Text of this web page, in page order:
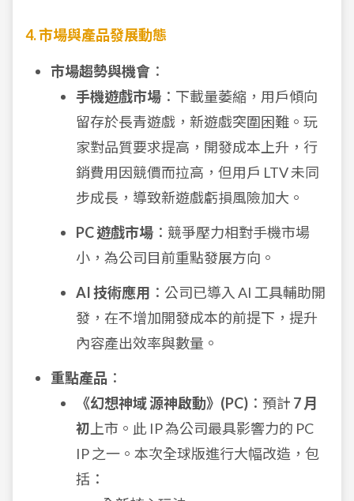
4. 市場與產品發展動態
市場趨勢與機會 ：
手機遊戲市場 ：下載量萎縮，用戶傾向
留存於長青遊戲，新遊戲突圍困難。玩
家對品質要求提高，開發成本上升，行
銷費用因競價而拉高，但用戶 LTV 未同
步成長，導致新遊戲虧損風險加大。
PC 遊戲市場 ：競爭壓力相對手機市場
小，為公司目前重點發展方向。
AI 技術應用 ：公司已導入 AI 工具輔助開
發，在不增加開發成本的前提下，提升
內容產出效率與數量。
重點產品 ：
《幻想神域 源神啟動》(PC) ：預計 7 月
初 上市。此 IP 為公司最具影響力的 PC
IP 之一。本次全球版進行大幅改造，包
括：